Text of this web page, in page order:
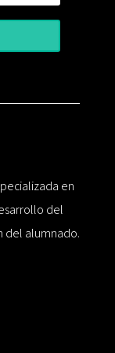
en
del
del alumnado.